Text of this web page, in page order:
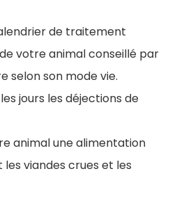
de traitement
votre animal conseillé par
selon son mode vie.
jours les déjections de
animal une alimentation
viandes crues et les